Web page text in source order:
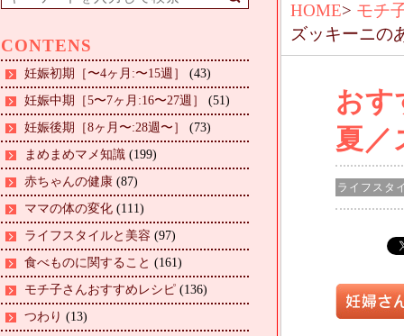
CONTENS
妊娠初期［〜4ヶ月:〜15週］
(43)
妊娠中期［5〜7ヶ月:16〜27週］
(51)
妊娠後期［8ヶ月〜:28週〜］
(73)
まめまめマメ知識 (199)
赤ちゃんの健康 (87)
ママの体の変化 (111)
ライフスタイルと美容 (97)
食べものに関すること (161)
モチ子さんおすすめレシピ (136)
つわり (13)
HOME> モチ
ズッキーニの
おす
夏／
ライフスタ